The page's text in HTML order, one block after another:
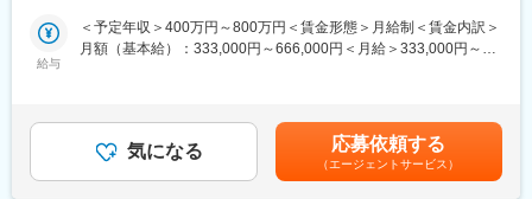
成に携わることができる～
◇本社の旅行事業では、旅行商品の企画・造成に深く携わること
型企画等を形にしていくポジションです。
◇百貨店をご利用されるお客様の期待を超えるために、既成概念
にとらわれない自由な発想で、特別感や付加価値の高い旅行体験
■業務の魅力
・弊社は日本のブランドとしてジュエリー製作に真摯に向き合っ
営に主体的かつ深く携われるとともに、スピーディーな意思決定
のもとで業務を行うことができます。
・事業立上げや運営におけるロジカルな業務と、ジュエリー製作
囲：無
給与
＜予定年収＞400万円～800万円＜賃金形態＞月給制＜賃金内訳＞
月額（基本給）：333,000円～666,000円＜月給＞333,000円～
気になる 応募依頼する
（エージェントサービス）